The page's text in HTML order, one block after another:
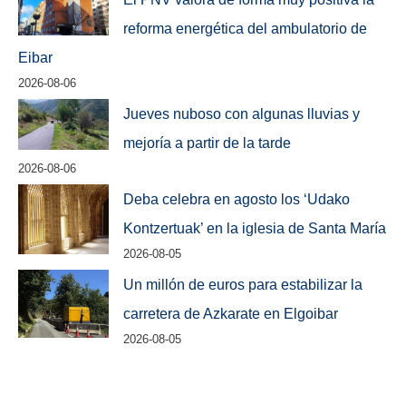
reforma energética del ambulatorio de
Eibar
2026-08-06
Jueves nuboso con algunas lluvias y
mejoría a partir de la tarde
2026-08-06
Deba celebra en agosto los ‘Udako
Kontzertuak’ en la iglesia de Santa María
2026-08-05
Un millón de euros para estabilizar la
carretera de Azkarate en Elgoibar
2026-08-05